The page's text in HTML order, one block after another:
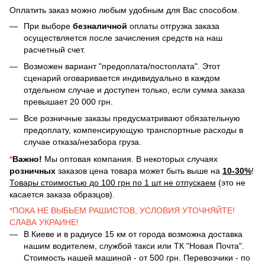
Оплатить заказ можно любым удобным для Вас способом.
При выборе безналичной оплаты отгрузка заказа
осуществляется после зачисления средств на наш
расчетный счет.
Возможен вариант "предоплата/постоплата". Этот
сценарий оговаривается индивидуально в каждом
отдельном случае и доступен только, если сумма заказа
превышает 20 000 грн.
Все розничные заказы предусматривают обязательную
предоплату, компенсирующую транспортные расходы в
случае отказа/незабора груза.
*Важно! Мы оптовая компания. В некоторых случаях
розничных заказов цена товара может быть выше на 10-30%!
Товары стоимостью до 100 грн по 1 шт не отпускаем (это не
касается заказа образцов).
*ПОКА НЕ ВЫБЬЕМ РАШИСТОВ, УСЛОВИЯ УТОЧНЯЙТЕ!
СЛАВА УКРАИНЕ!
В Киеве и в радиусе 15 км от города возможна доставка
нашим водителем, службой такси или ТК "Новая Почта".
Стоимость нашей машиной - от 500 грн. Перевозчики - по